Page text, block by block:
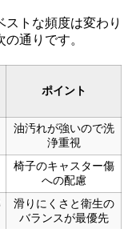
ストな頻度は変わり
通りです。
ポイント
油汚れが強いので洗
浄重視
椅子のキャスター傷
への配慮
滑りにくさと衛生の
バランスが最優先